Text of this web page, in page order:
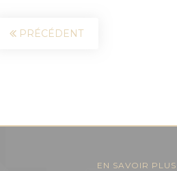
PRÉCÉDENT
EN SAVOIR PLUS